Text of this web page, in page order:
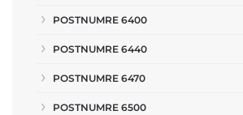
POSTNUMRE 6400
POSTNUMRE 6440
POSTNUMRE 6470
POSTNUMRE 6500